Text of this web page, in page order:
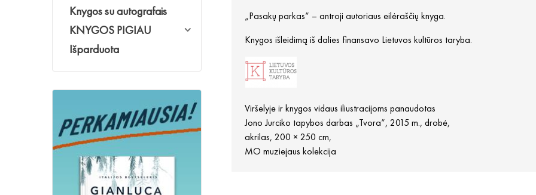
Knygos su autografais
KNYGOS PIGIAU
Išparduota
„Pasakų parkas“ – antroji autoriaus eilėraščių knyga.
Knygos išleidimą iš dalies finansavo Lietuvos kultūros taryba.
Viršelyje ir knygos vidaus iliustracijoms panaudotas
Jono Jurciko tapybos darbas „Tvora“, 2015 m., drobė,
akrilas, 200 × 250 cm,
MO muziejaus kolekcija